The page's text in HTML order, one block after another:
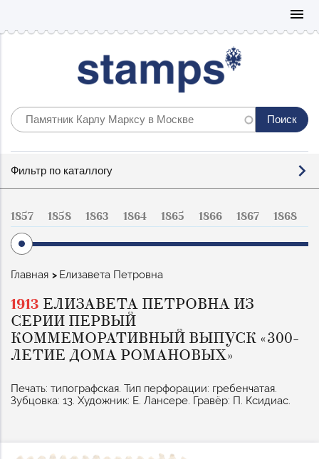
menu
по
Фильтр по каталлогу
1857 1858 1863 1864 1865 1866 1867 1868
Строка
Главная Елизавета Петровна
1913 ЕЛИЗАВЕТА ПЕТРОВНА ИЗ
СЕРИИ ПЕРВЫЙ
КОММЕМОРАТИВНЫЙ ВЫПУСК «300-
ЛЕТИЕ ДОМА РОМАНОВЫХ»
Печать: типографская. Тип перфорации: гребенчатая.
Зубцовка: 13. Художник: Е. Лансере. Гравёр: П. Ксидиас.